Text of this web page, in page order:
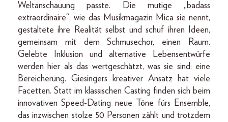
Weltanschauung passte. Die mutige „badass
extraordinaire“, wie das Musikmagazin Mica sie nennt,
gestaltete ihre Realität selbst und schuf ihren Ideen,
gemeinsam mit dem Schmusechor, einen Raum.
Gelebte Inklusion und alternative Lebensentwürfe
werden hier als das wertgeschätzt, was sie sind: eine
Bereicherung. Giesingers kreativer Ansatz hat viele
Facetten. Statt im klassischen Casting finden sich beim
innovativen Speed-Dating neue Töne fürs Ensemble,
das inzwischen stolze 50 Personen zählt und trotzdem